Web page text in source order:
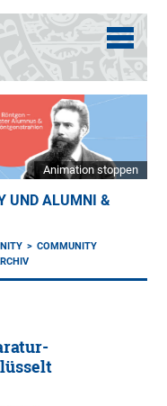
Animation stoppen
UND ALUMNI &
COMMUNITY